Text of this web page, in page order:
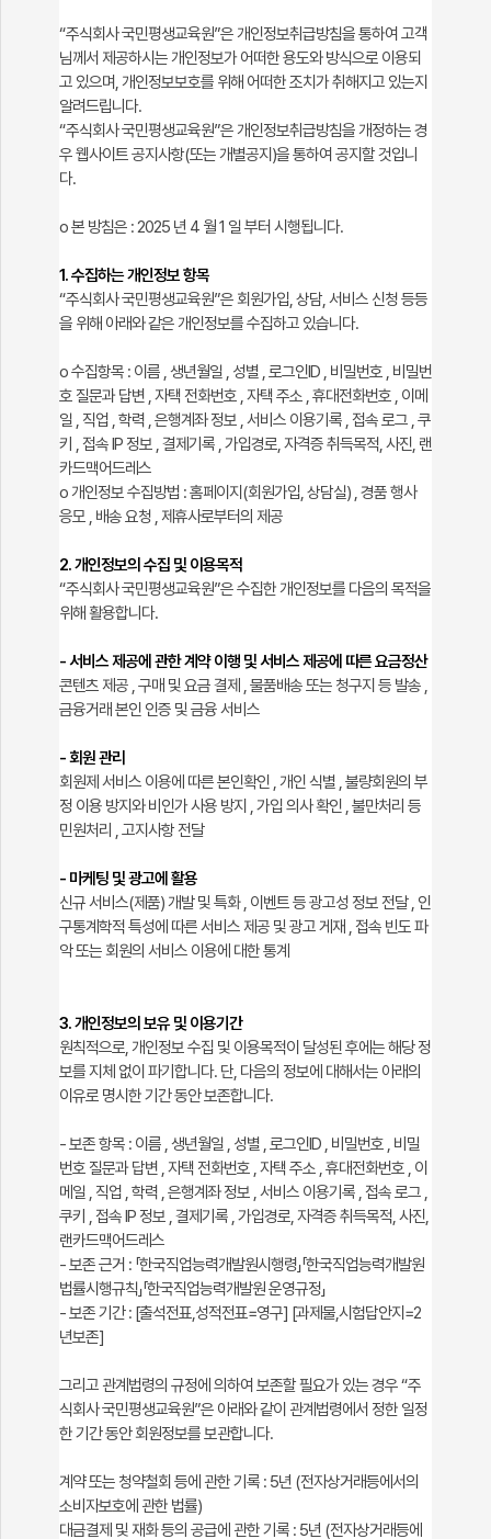
“주식회사 국민평생교육원”은 개인정보취급방침을 통하여 고객
님께서 제공하시는 개인정보가 어떠한 용도와 방식으로 이용되
고 있으며, 개인정보보호를 위해 어떠한 조치가 취해지고 있는지
알려드립니다.
“주식회사 국민평생교육원”은 개인정보취급방침을 개정하는 경
우 웹사이트 공지사항(또는 개별공지)을 통하여 공지할 것입니
다.
ο 본 방침은 : 2025 년 4 월 1 일 부터 시행됩니다.
1. 수집하는 개인정보 항목
“주식회사 국민평생교육원”은 회원가입, 상담, 서비스 신청 등등
을 위해 아래와 같은 개인정보를 수집하고 있습니다.
ο 수집항목 : 이름 , 생년월일 , 성별 , 로그인ID , 비밀번호 , 비밀번
호 질문과 답변 , 자택 전화번호 , 자택 주소 , 휴대전화번호 , 이메
일 , 직업 , 학력 , 은행계좌 정보 , 서비스 이용기록 , 접속 로그 , 쿠
키 , 접속 IP 정보 , 결제기록 , 가입경로, 자격증 취득목적, 사진, 랜
카드맥어드레스
ο 개인정보 수집방법 : 홈페이지(회원가입, 상담실) , 경품 행사
응모 , 배송 요청 , 제휴사로부터의 제공
2. 개인정보의 수집 및 이용목적
“주식회사 국민평생교육원”은 수집한 개인정보를 다음의 목적을
위해 활용합니다.
- 서비스 제공에 관한 계약 이행 및 서비스 제공에 따른 요금정산
콘텐츠 제공 , 구매 및 요금 결제 , 물품배송 또는 청구지 등 발송 ,
금융거래 본인 인증 및 금융 서비스
- 회원 관리
회원제 서비스 이용에 따른 본인확인 , 개인 식별 , 불량회원의 부
정 이용 방지와 비인가 사용 방지 , 가입 의사 확인 , 불만처리 등
민원처리 , 고지사항 전달
- 마케팅 및 광고에 활용
신규 서비스(제품) 개발 및 특화 , 이벤트 등 광고성 정보 전달 , 인
구통계학적 특성에 따른 서비스 제공 및 광고 게재 , 접속 빈도 파
악 또는 회원의 서비스 이용에 대한 통계
3. 개인정보의 보유 및 이용기간
원칙적으로, 개인정보 수집 및 이용목적이 달성된 후에는 해당 정
보를 지체 없이 파기합니다. 단, 다음의 정보에 대해서는 아래의
이유로 명시한 기간 동안 보존합니다.
- 보존 항목 : 이름 , 생년월일 , 성별 , 로그인ID , 비밀번호 , 비밀
번호 질문과 답변 , 자택 전화번호 , 자택 주소 , 휴대전화번호 , 이
메일 , 직업 , 학력 , 은행계좌 정보 , 서비스 이용기록 , 접속 로그 ,
쿠키 , 접속 IP 정보 , 결제기록 , 가입경로, 자격증 취득목적, 사진,
랜카드맥어드레스
- 보존 근거 : 「한국직업능력개발원시행령」「한국직업능력개발원
법률시행규칙」「한국직업능력개발원 운영규정」
- 보존 기간 : [출석전표,성적전표=영구] [과제물,시험답안지=2
년보존]
그리고 관계법령의 규정에 의하여 보존할 필요가 있는 경우 “주
식회사 국민평생교육원”은 아래와 같이 관계법령에서 정한 일정
한 기간 동안 회원정보를 보관합니다.
계약 또는 청약철회 등에 관한 기록 : 5년 (전자상거래등에서의
소비자보호에 관한 법률)
대금결제 및 재화 등의 공급에 관한 기록 : 5년 (전자상거래등에